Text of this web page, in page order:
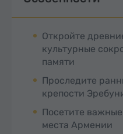
Откройте
культурные
памяти
Проследите
крепости
Посетите
места Армении